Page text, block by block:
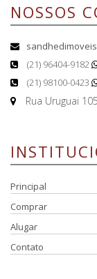
NOSSOS
(21) 96404-9182
(21) 98100-0423
Rua Uruguai
Principal
Comprar
Alugar
Contato